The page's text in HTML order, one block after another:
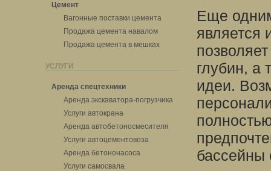
Цемент
Вагонные поставки цемента
Продажа цемента навалом
Продажа цемента в мешках
УСЛУГИ
Аренда спецтехники
Аренда экскаватора-погрузчика
Услуги автокрана
Аренда автобетоносмесителя
Услуги автоцементовоза
Аренда бетононасоса
Услуги самосвала
Еще
является
глубин, а
идеи.
бассейны